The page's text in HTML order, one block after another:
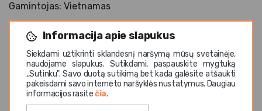
Informacija apie slapukus
Siekdami užtikrinti sklandesnį naršymą mūsų svetainėje,
naudojame slapukus. Sutikdami, paspauskite mygtuką
,,Sutinku". Savo duotą sutikimą bet kada galėsite atšaukti
pakeisdami savo interneto naršyklės nustatymus. Daugiau
informacijos rasitečia.
Gamintojas: Vietnamas
Panašios prekės